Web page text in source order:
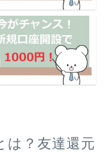
は？友達還元